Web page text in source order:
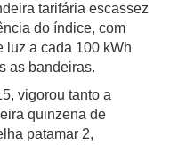
tarifária escassez
do índice, com
luz a cada 100 kWh
as bandeiras.
vigorou tanto a
quinzena de
patamar 2,